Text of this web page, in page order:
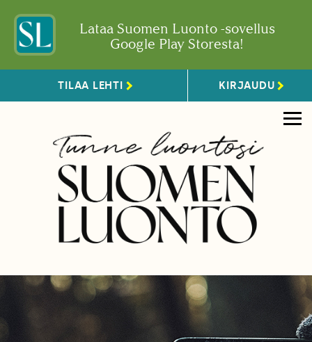
Lataa Suomen Luonto -sovellus
Google Play Storesta!
TILAA LEHTI KIRJAUDU